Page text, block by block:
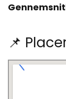
📌